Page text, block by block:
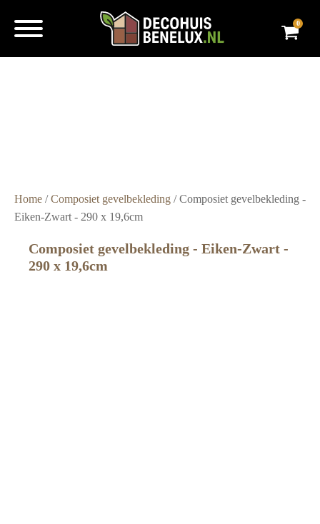
0
Home /Composiet gevelbekleding / Composiet gevelbekleding -
Eiken-Zwart - 290 x 19,6cm
Composiet gevelbekleding - Eiken-Zwart -
290 x 19,6cm